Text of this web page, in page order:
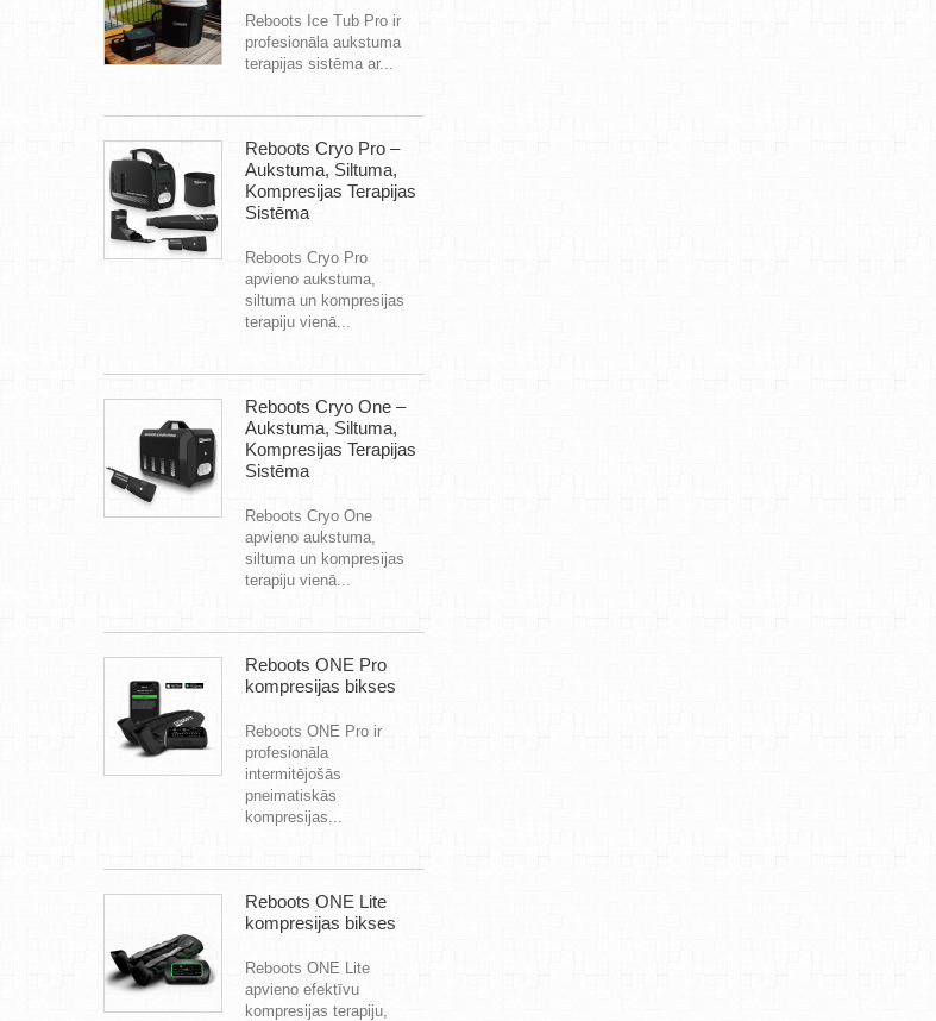
Reboots Ice Tub Pro ir
profesionāla aukstuma
terapijas sistēma ar...
Reboots Cryo Pro –
Aukstuma, Siltuma,
Kompresijas Terapijas
Sistēma
Reboots Cryo Pro
apvieno aukstuma,
siltuma un kompresijas
terapiju vienā...
Reboots Cryo One –
Aukstuma, Siltuma,
Kompresijas Terapijas
Sistēma
Reboots Cryo One
apvieno aukstuma,
siltuma un kompresijas
terapiju vienā...
Reboots ONE Pro
kompresijas bikses
Reboots ONE Pro ir
profesionāla
intermitējošās
pneimatiskās
kompresijas...
Reboots ONE Lite
kompresijas bikses
Reboots ONE Lite
apvieno efektīvu
kompresijas terapiju,